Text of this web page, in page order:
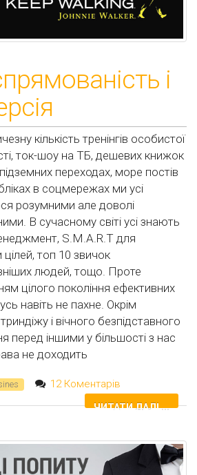
і
кількість тренінгів особистої
ток-шоу на ТБ, дешевих книжок
переходах, море постів
в соцмережах ми усі
розумними але доволі
В сучасному світі усі знають
S.M.A.R.T для
топ 10 звичок
людей, тощо. Проте
цілого покоління ефективних
навіть не пахне. Окрім
і вічного безпідставного
перед іншими у більшості з нас
не доходить
12 Коментарів
ЧИТАТИ ДАЛІ ...